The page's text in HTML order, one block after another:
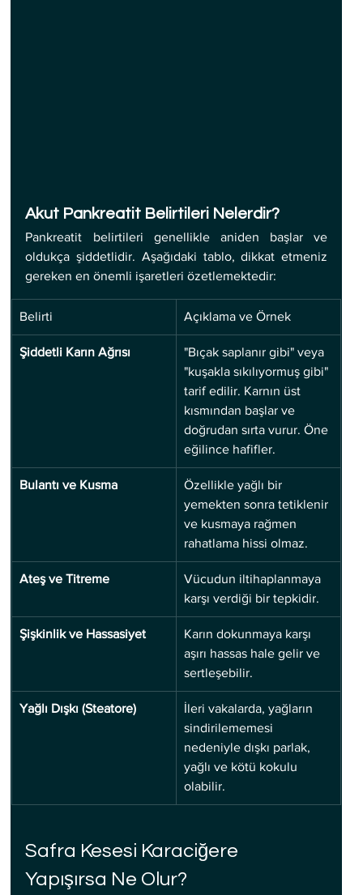
Akut Pankreatit Belirtileri Nelerdir?
Pankreatit belirtileri genellikle aniden başlar ve
oldukça şiddetlidir. Aşağıdaki tablo, dikkat etmeniz
gereken en önemli işaretleri özetlemektedir:
Belirti Açıklama ve Örnek
Şiddetli Karın Ağrısı
"Bıçak saplanır gibi" veya
"kuşakla sıkılıyormuş gibi"
tarif edilir. Karnın üst
kısmından başlar ve
doğrudan sırta vurur. Öne
eğilince hafifler.
Bulantı ve Kusma
Özellikle yağlı bir
yemekten sonra tetiklenir
ve kusmaya rağmen
rahatlama hissi olmaz.
Ateş ve Titreme
Vücudun iltihaplanmaya
karşı verdiği bir tepkidir.
Şişkinlik ve Hassasiyet
Karın dokunmaya karşı
aşırı hassas hale gelir ve
sertleşebilir.
Yağlı Dışkı (Steatore)
İleri vakalarda, yağların
sindirilememesi
nedeniyle dışkı parlak,
yağlı ve kötü kokulu
olabilir.
Safra Kesesi Karaciğere
Yapışırsa Ne Olur?